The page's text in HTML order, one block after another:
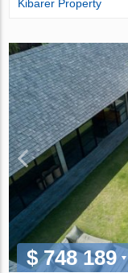
Kibarer Property
$ 748 189